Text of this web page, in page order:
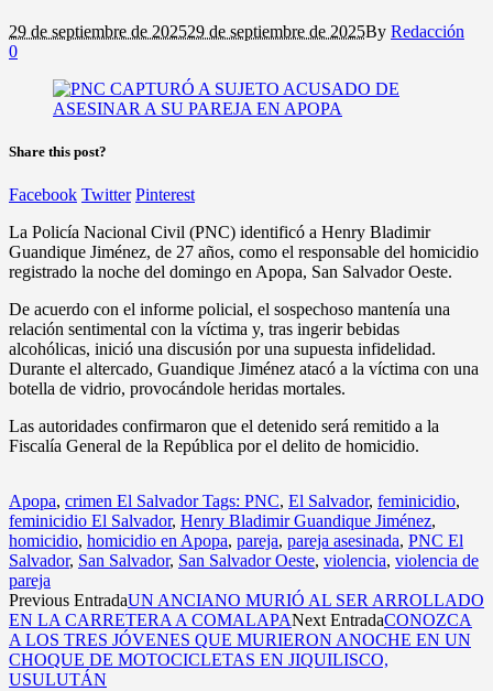
29 de septiembre de 202529 de septiembre de 2025By Redacción
0
Share this post?
Facebook Twitter Pinterest
La Policía Nacional Civil (PNC) identificó a Henry Bladimir
Guandique Jiménez, de 27 años, como el responsable del homicidio
registrado la noche del domingo en Apopa, San Salvador Oeste.
De acuerdo con el informe policial, el sospechoso mantenía una
relación sentimental con la víctima y, tras ingerir bebidas
alcohólicas, inició una discusión por una supuesta infidelidad.
Durante el altercado, Guandique Jiménez atacó a la víctima con una
botella de vidrio, provocándole heridas mortales.
Las autoridades confirmaron que el detenido será remitido a la
Fiscalía General de la República por el delito de homicidio.
Apopa, crimen El Salvador Tags: PNC, El Salvador, feminicidio,
feminicidio El Salvador, Henry Bladimir Guandique Jiménez,
homicidio, homicidio en Apopa, pareja, pareja asesinada, PNC El
Salvador, San Salvador, San Salvador Oeste, violencia, violencia de
pareja
Previous EntradaUN ANCIANO MURIÓ AL SER ARROLLADO
EN LA CARRETERA A COMALAPANext EntradaCONOZCA
A LOS TRES JÓVENES QUE MURIERON ANOCHE EN UN
CHOQUE DE MOTOCICLETAS EN JIQUILISCO,
USULUTÁN